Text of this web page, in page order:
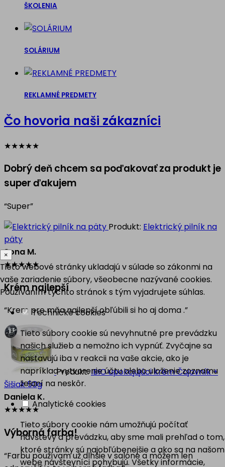
ŠKOLENIA
SOLÁRIUM
REKLAMNÉ PREDMETY
Čo hovoria naši zákazníci
★★★★★
Dobrý deň chcem sa poďakovať za produkt je
super ďakujem
“Super”
Produkt: Elektrický pilník na
päty
Sona M.
★★★★★
Krém najlepší
“Krem pre mňa najlepší obľúbili si ho aj doma .”
Produkt: IBIO upokojujúci krém Čajovník +
Šišiak 50g
Daniela K.
★★★★★
Výborná farba!
“Farbu používam už dlhšie v salóne a môžem len
×
Tieto webové stránky ukladajú v súlade so zákonmi na
vaše zariadenie súbory, všeobecne nazývané cookies.
Používaním týchto stránok s tým vyjadrujete súhlas.
Technické cookies
Tieto súbory cookie sú nevyhnutné pre prevádzku
našich služieb a nemožno ich vypnúť. Zvyčajne sa
nastavujú iba v reakcii na vaše akcie, ako je
napríklad vytvorenie účtu alebo uloženie zoznamu
želaní na neskôr.
Analytické cookies
Tieto súbory cookie nám umožňujú počítať
návštevy a prevádzku, aby sme mali prehľad o tom,
ktoré stránky sú najobľúbenejšie a ako sa na našom
webe návštevníci pohybujú. Všetky informácie,